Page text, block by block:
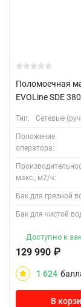
Поломоечная
EVOLine SDE 380
Тип: Сетевые
Положение
оператора:
макс., м2/ч:
Бак для грязной
Бак для чистой
Доступно к
129 990 ₽
1 624
В